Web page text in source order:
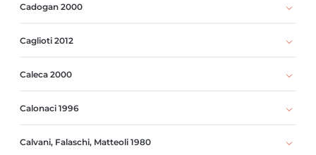
Cadogan 2000
Caglioti 2012
Caleca 2000
Calonaci 1996
Calvani, Falaschi, Matteoli 1980